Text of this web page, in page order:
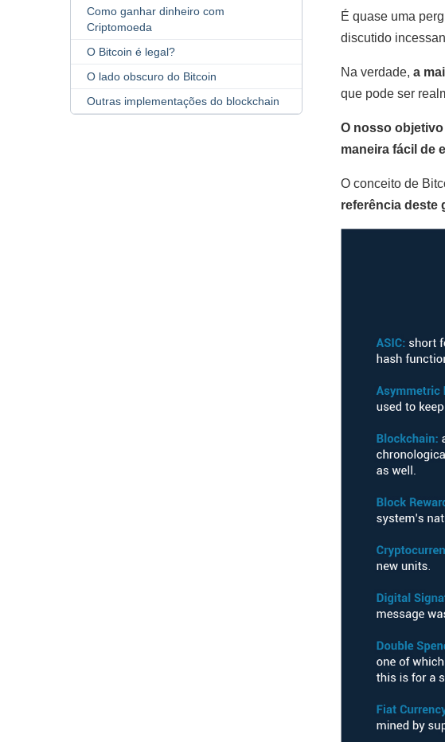
É quase uma
discutido
Na verdade, a
que pode ser
O nosso
maneira fácil de
O conceito de
referência deste
Como ganhar dinheiro com
Criptomoeda
O Bitcoin é legal?
O lado obscuro do Bitcoin
Outras implementações do blockchain